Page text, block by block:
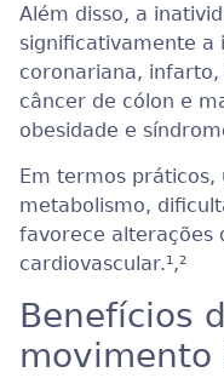
Além disso, a
significativamente a
coronariana,
câncer de cólon e
obesidade e
Em termos
metabolismo,
favorece alterações
cardiovascular.¹,²
Benefícios
movimento